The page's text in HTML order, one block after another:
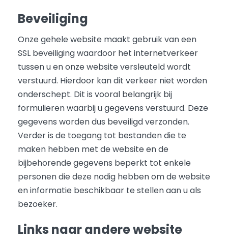
Beveiliging
Onze gehele website maakt gebruik van een
SSL beveiliging waardoor het internetverkeer
tussen u en onze website versleuteld wordt
verstuurd. Hierdoor kan dit verkeer niet worden
onderschept. Dit is vooral belangrijk bij
formulieren waarbij u gegevens verstuurd. Deze
gegevens worden dus beveiligd verzonden.
Verder is de toegang tot bestanden die te
maken hebben met de website en de
bijbehorende gegevens beperkt tot enkele
personen die deze nodig hebben om de website
en informatie beschikbaar te stellen aan u als
bezoeker.
Links naar andere website